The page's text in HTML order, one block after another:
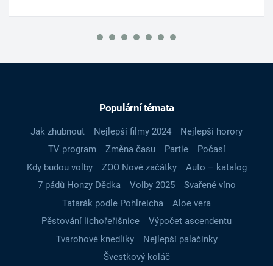
Populární témata
Jak zhubnout Nejlepší filmy 2024
Nejlepší horory
TV program
Změna času Partie
Počasí
Kdy budou volby
ZOO Nové začátky
Auto – katalog
7 pádů Honzy Dědka
Volby 2025
Svařené víno
Tatarák podle Pohlreicha
Aloe vera
Pěstování lichořeřišnice
Výpočet ascendentu
Tvarohové knedlíky
Nejlepší palačinky
Švestkový koláč